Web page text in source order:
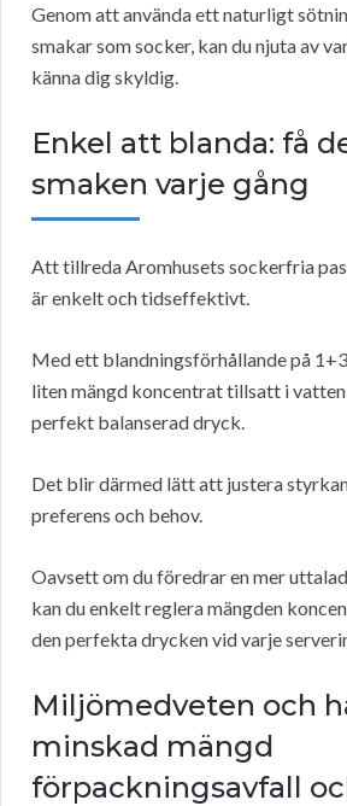
Genom att använda ett naturligt
smakar som socker, kan du njuta av
känna dig skyldig.
Enkel att blanda: få
smaken varje gång
Att tillreda Aromhusets sockerfria
är enkelt och tidseffektivt.
Med ett blandningsförhållande på
liten mängd koncentrat tillsatt i
perfekt balanserad dryck.
Det blir därmed lätt att justera
preferens och behov.
Oavsett om du föredrar en mer
kan du enkelt reglera mängden
den perfekta drycken vid varje
Miljömedveten och
minskad mängd
förpackningsavfall